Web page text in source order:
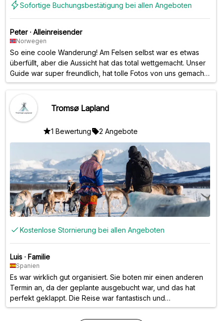
Sofortige Buchungsbestätigung bei allen Angeboten
Peter · Alleinreisender
Norwegen
So eine coole Wanderung! Am Felsen selbst war es etwas
überfüllt, aber die Aussicht hat das total wettgemacht. Unser
Guide war super freundlich, hat tolle Fotos von uns gemacht
und uns sogar eine alternative Route gezeigt, damit wir den
vermeiden konnten. War echt super!
Tromsø Lapland
1 Bewertung 2 Angebote
Kostenlose Stornierung bei allen Angeboten
Luis · Familie
Spanien
Es war wirklich gut organisiert. Sie boten mir einen anderen
Termin an, da der geplante ausgebucht war, und das hat
perfekt geklappt. Die Reise war fantastisch und
wunderschön. Ich kann sie nur empfehlen.